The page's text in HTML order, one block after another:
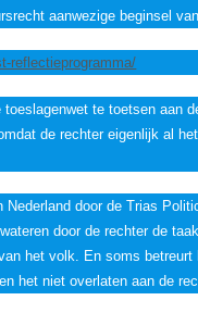
aanwezige beginsel
reflectieprogramma/
te toetsen aan
de rechter eigenlijk al
door de Trias
door de rechter de
het volk. En soms
het niet overlaten aan de